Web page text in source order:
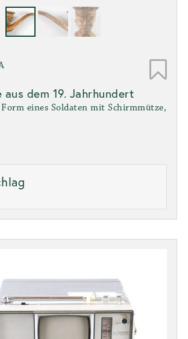
dem 19. Jahrhundert
eines Soldaten mit Schirmmütze,